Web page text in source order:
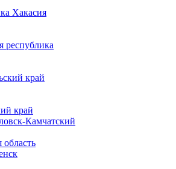
Хакасия
республика
край
край
Камчатский
область